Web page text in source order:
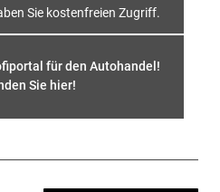
Sie kostenfreien Zugriff.
für den Autohandel!
Sie hier!